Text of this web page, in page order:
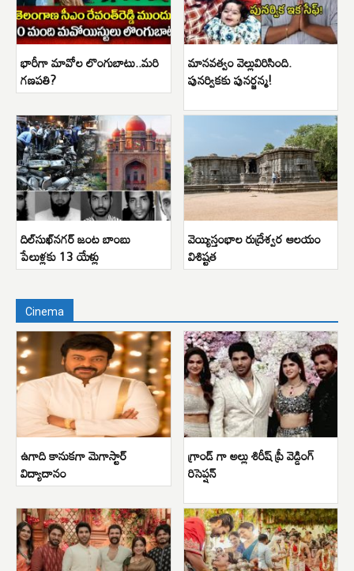
భారీగా మావోల లొంగుబాటు..మరి
గణపతి?
మానవత్వం వెల్లువిరిసింది.
పునర్వికకు పునర్జన్మ!
దిల్‌సుఖ్‌నగర్ జంట బాంబు
పేలుళ్లకు 13 యేళ్లు
వెయ్యిస్తంభాల రుద్రేశ్వర ఆలయం
విశిష్టత
Cinema
ఉగాది కానుకగా మెగాస్టార్
విద్యాదానం
గ్రాండ్ గా అల్లు శిరీష్ ప్రీ వెడ్డింగ్
రిసెప్షన్